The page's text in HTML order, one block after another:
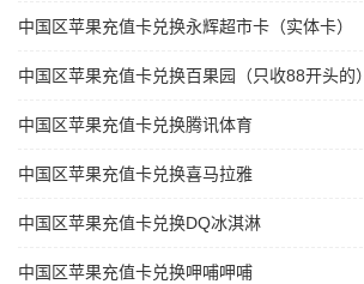
中国区苹果充值卡兑换永辉超市卡（实体卡）
中国区苹果充值卡兑换百果园（只收88开头的）
中国区苹果充值卡兑换腾讯体育
中国区苹果充值卡兑换喜马拉雅
中国区苹果充值卡兑换DQ冰淇淋
中国区苹果充值卡兑换呷哺呷哺